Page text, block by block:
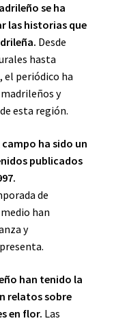
se ha
las historias que
Desde
hasta
el periódico ha
y
esta región.
ha sido un
publicados
de
han
y
han tenido la
relatos sobre
en flor. Las